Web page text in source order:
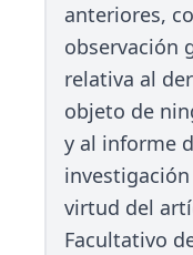
anteriores,
observación
relativa al
objeto de
y al informe
virtud del
Facultativo